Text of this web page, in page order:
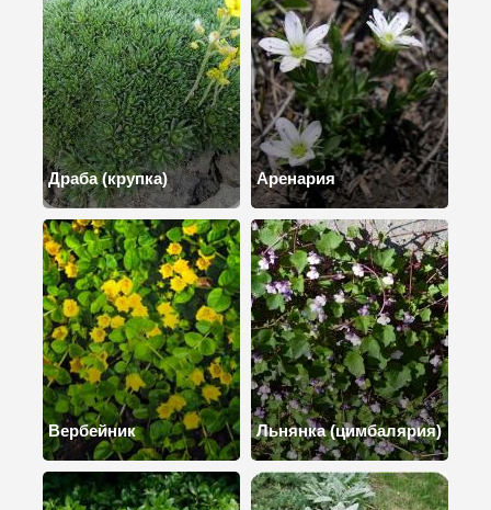
Драба (крупка) Аренария
Вербейник Льнянка (цимбалярия)